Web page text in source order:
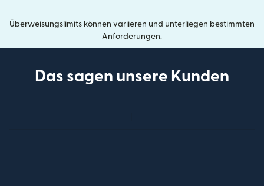
Überweisungslimits können variieren und unterliegen bestimmten
Anforderungen.
Das sagen unsere Kunden